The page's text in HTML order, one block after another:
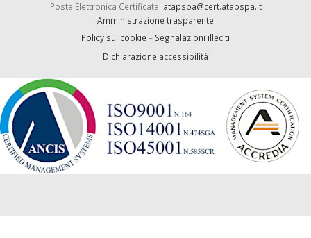
Posta Elettronica Certificata: atapspa@cert.atapspa.it
Amministrazione trasparente
Policy sui cookie – Segnalazioni illeciti
Dichiarazione accessibilità